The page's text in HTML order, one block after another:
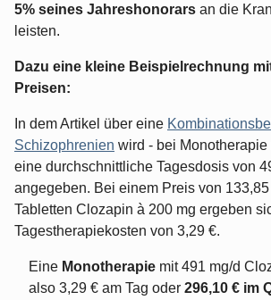
5% seines Jahreshonorars an die
leisten.
Dazu eine kleine Beispielrechnung
Preisen:
In dem Artikel über eine
Schizophrenien wird - bei
eine durchschnittliche Tagesdosis von
angegeben. Bei einem Preis von
Tabletten Clozapin à 200 mg ergeben
Tagestherapiekosten von 3,29 €.
Eine Monotherapie mit 491 mg/d
also 3,29 € am Tag oder 296,10 € im